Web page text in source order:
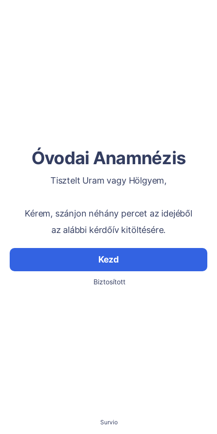
Óvodai Anamnézis
Tisztelt Uram vagy Hölgyem,
Kérem, szánjon néhány percet az idejéből
az alábbi kérdőív kitöltésére.
Kezd
Biztosított
Survio